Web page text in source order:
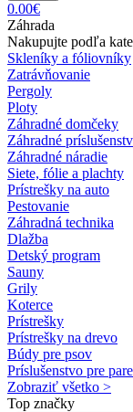
0.00€
Záhrada
Nakupujte podľa
Skleníky a fóliovníky
Zatrávňovanie
Pergoly
Ploty
Záhradné domčeky
Záhradné
Záhradné náradie
Siete, fólie a plachty
Prístrešky na auto
Pestovanie
Záhradná technika
Dlažba
Detský program
Sauny
Grily
Koterce
Prístrešky
Prístrešky na drevo
Búdy pre psov
Príslušenstvo pre
Zobraziť všetko >
Top značky